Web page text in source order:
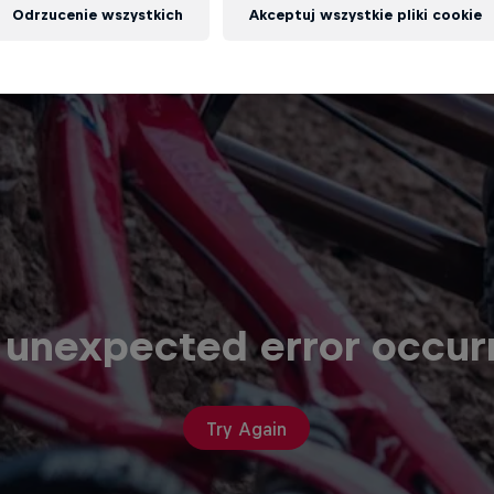
error
Try Again
Odrzucenie wszystkich Akceptuj wszystkie pliki cookie